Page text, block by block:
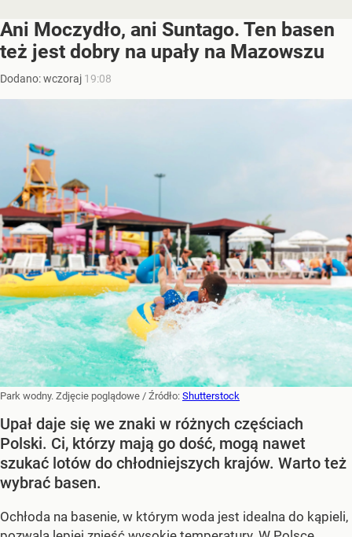
Ani Moczydło, ani Suntago. Ten basen
też jest dobry na upały na Mazowszu
Dodano:wczoraj 19:08
Park wodny. Zdjęcie poglądowe / Źródło: Shutterstock
Upał daje się we znaki w różnych częściach
Polski. Ci, którzy mają go dość, mogą nawet
szukać lotów do chłodniejszych krajów. Warto też
wybrać basen.
Ochłoda na basenie, w którym woda jest idealna do kąpieli,